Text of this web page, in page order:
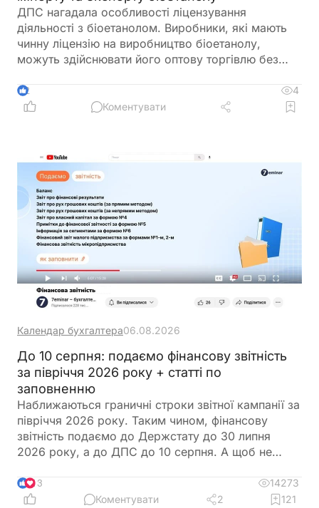
ДПС нагадала особливості ліцензування
діяльності з біоетанолом. Виробники, які мають
чинну ліцензію на виробництво біоетанолу,
можуть здійснювати його оптову торгівлю без
імпорту, експорту та інших операцій із
біоетанолом закон встановлює окремі вимоги, а
2
4
Коментувати
Календар бухгалтера06.08.2026
До 10 серпня: подаємо фінансову звітність
за півріччя 2026 року + статті по
заповненню
Наближаються граничні строки звітної кампанії за
півріччя 2026 року. Таким чином, фінансову
звітність подаємо до Держстату до 30 липня
2026 року, а до ДПС до 10 серпня. А щоб не
одному місці
13
14273
Коментувати
2 121